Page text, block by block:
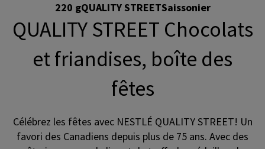
220 gQUALITY STREETSaissonier
QUALITY STREET Chocolats
et friandises, boîte des
fêtes
Célébrez les fêtes avec NESTLÉ QUALITY STREET! Un
favori des Canadiens depuis plus de 75 ans. Avec des